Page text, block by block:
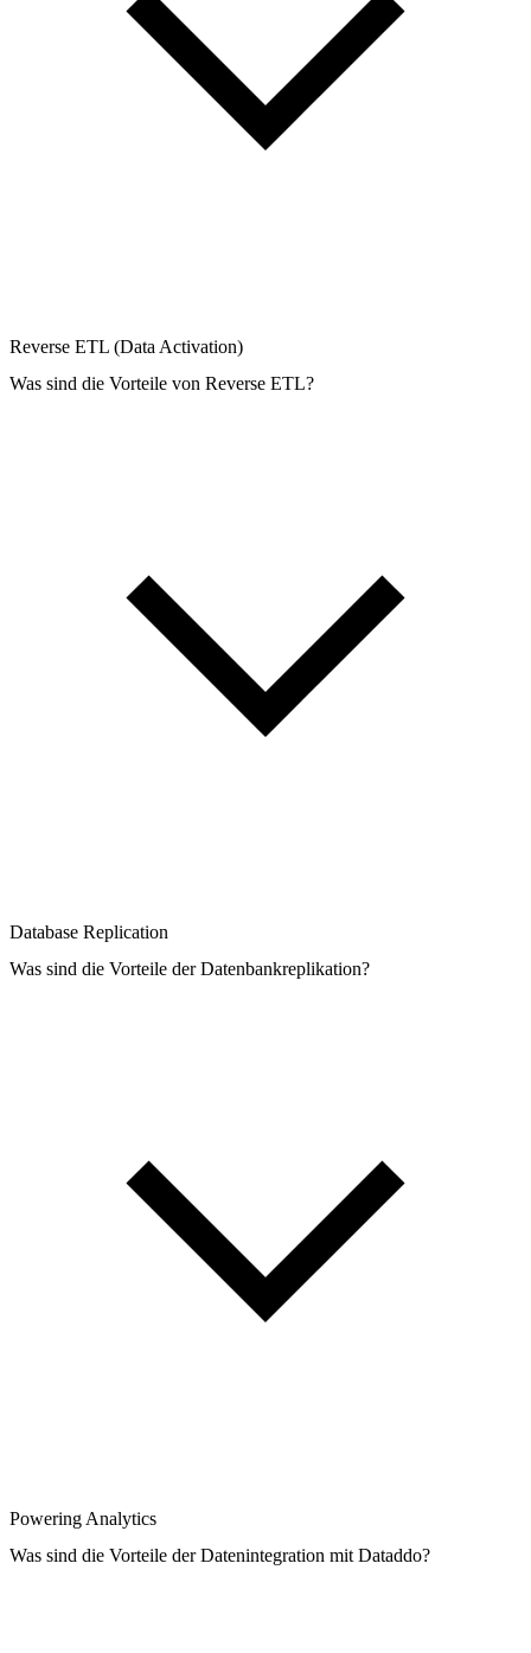
Reverse ETL (Data Activation)
Was sind die Vorteile von Reverse ETL?
Database Replication
Was sind die Vorteile der Datenbankreplikation?
Powering Analytics
Was sind die Vorteile der Datenintegration mit Dataddo?